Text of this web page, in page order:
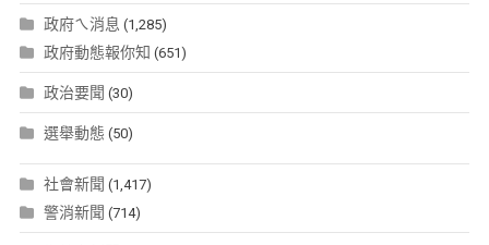
政府ㄟ消息 (1,285)
政府動態報你知 (651)
政治要聞 (30)
選舉動態 (50)
社會新聞 (1,417)
警消新聞 (714)